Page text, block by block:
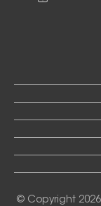
© Copyright